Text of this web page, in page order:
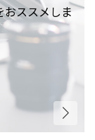
おススメしま
おススメしま